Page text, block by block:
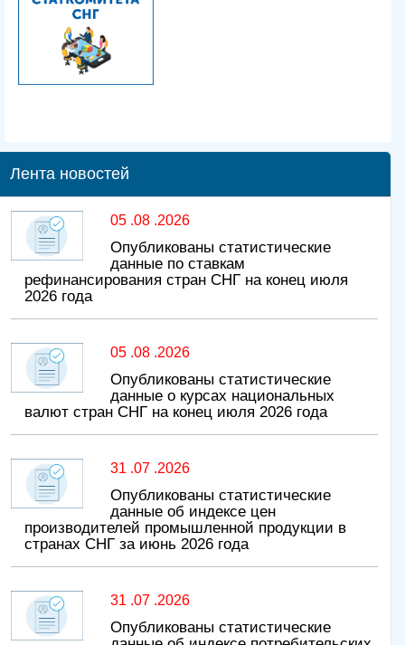
Лента новостей
05 .08 .2026
Опубликованы статистические
данные по ставкам
рефинансирования стран СНГ на конец июля
2026 года
05 .08 .2026
Опубликованы статистические
данные о курсах национальных
валют стран СНГ на конец июля 2026 года
31 .07 .2026
Опубликованы статистические
данные об индексе цен
производителей промышленной продукции в
странах СНГ за июнь 2026 года
31 .07 .2026
Опубликованы статистические